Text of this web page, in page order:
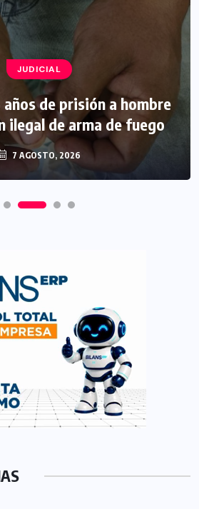
JUDICIAL
años de prisión a hombre
ilegal de arma de fuego
7 AGOSTO, 2026